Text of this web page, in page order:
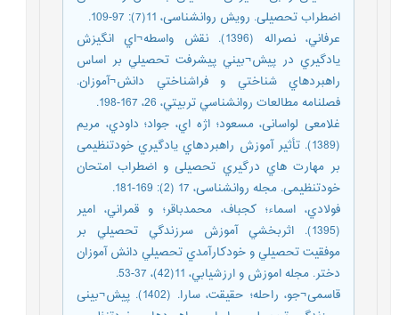
اضطراب تحصیلی. رویش روانشناسی، 11(7): 97-109.
عرفاني، نصراله (1396). نقش واسطه¬اي انگيزش
يادگيري در پيش¬بيني پيشرفت تحصيلي بر اساس
راهبردهاي شناختي و فراشناختي دانش¬آموزان.
فصلنامه مطالعات روانشناسي تربيتي، 26، 167-198.
غلامعی لواسانی، مسعود؛ اژه اي، جواد؛ داودي، مریم
(1389). تأثیر آموزش راهبردهاي یادگیري خودتنظیمی
بر مهارت هاي درگیري تحصیلی و اضطراب امتحان
خودتنظیمی. مجله روانشناسی، 17 (2): 169-181.
فولادي، اسماء؛ كجباف، محمدباقر؛ و قمراني، امير
(1395). اثربخشي آموزش سرزندگي تحصيلي بر
موفقيت تحصيلي و خودكارآمدي تحصيلي دانش آموزان
دختر. مجله اموزش و ارزشيابي، 11(42)، 37-53.
قاسمی¬جو، راحله؛ حقیقت، سارا. (1402). پیش¬بینی